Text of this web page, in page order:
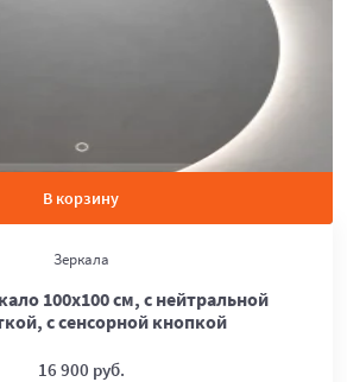
В корзину
Зеркала
100х100 см, с нейтральной
с сенсорной кнопкой
16 900 руб.